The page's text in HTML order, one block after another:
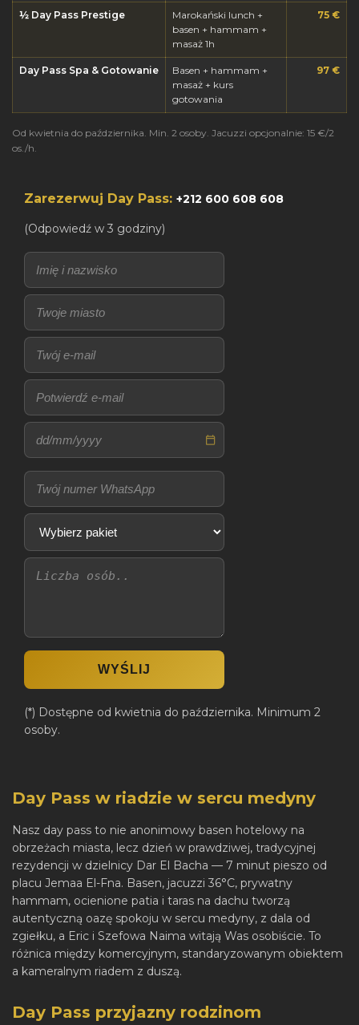
½ Day Pass Prestige
Marokański lunch +
basen + hammam +
masaż 1h
75 €
Day Pass Spa & Gotowanie
Basen + hammam +
masaż + kurs
gotowania
97 €
Od kwietnia do października. Min. 2 osoby. Jacuzzi opcjonalnie: 15 €/2
os./h.
Zarezerwuj Day Pass: +212 600 608 608
(Odpowiedź w 3 godziny)
(*) Dostępne od kwietnia do października. Minimum 2
osoby.
Day Pass w riadzie w sercu medyny
Nasz day pass to nie anonimowy basen hotelowy na
obrzeżach miasta, lecz dzień w prawdziwej, tradycyjnej
rezydencji w dzielnicy Dar El Bacha — 7 minut pieszo od
placu Jemaa El-Fna. Basen, jacuzzi 36°C, prywatny
hammam, ocienione patia i taras na dachu tworzą
autentyczną oazę spokoju w sercu medyny, z dala od
zgiełku, a Eric i Szefowa Naima witają Was osobiście. To
różnica między komercyjnym, standaryzowanym obiektem
a kameralnym riadem z duszą.
Day Pass przyjazny rodzinom